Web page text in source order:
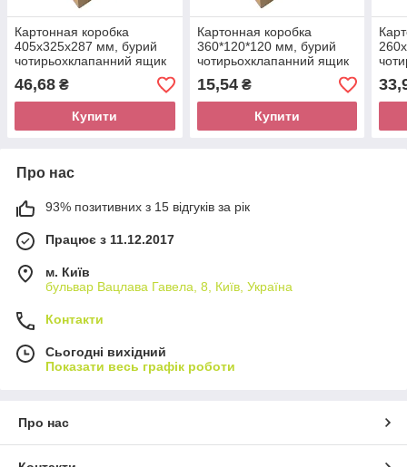
Картонная коробка
405х325х287 мм, бурий
чотирьохклапанний ящик
46,68 ₴
Купити
Картонная коробка
360*120*120 мм, бурий
чотирьохклапанний ящик
15,54₴
Купити
Про нас
93% позитивних з 15 відгуків за рік
Працює з 11.12.2017
м. Київ
бульвар Вацлава Гавела, 8, Київ, Україна
Контакти
Сьогодні вихідний
Показати весь графік роботи
Про нас